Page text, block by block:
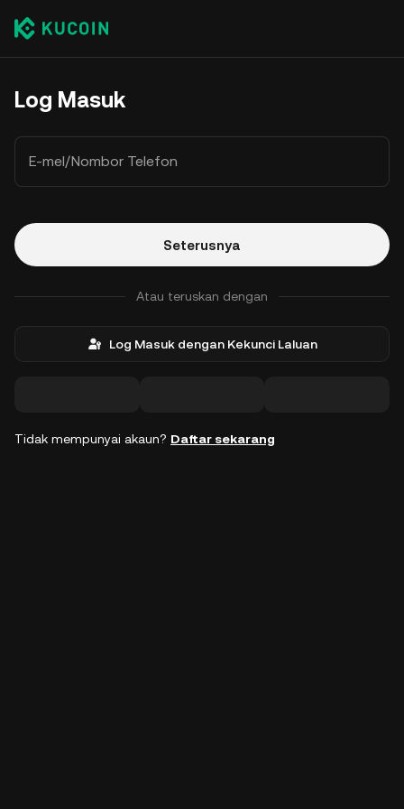
Log Masuk
E-mel/Nombor Telefon
Seterusnya
Atau teruskan dengan
Log Masuk dengan Kekunci Laluan
Tidak mempunyai akaun? Daftar sekarang